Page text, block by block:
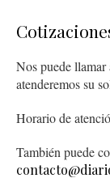
Nos puede llamar
atenderemos su
Horario de
También puede